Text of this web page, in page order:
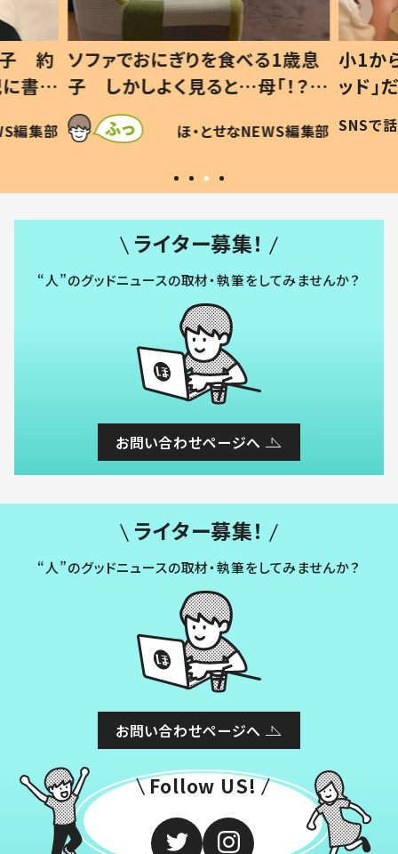
歳息
？」
編集部
小1から不登校、息子は「ギフテ
ッド」だった 父が“ウチ給食”を
作り続ける理由とは #令和の親
#令和の子
SNSで話題 ほ・とせなNEWS編集部
ひ孫
が、抱
「涙
い」
ライター募集！
“人”のグッドニュースの取材・執筆をしてみませんか？
お問い合わせページへ
ライター募集！
“人”のグッドニュースの取材・執筆をしてみませんか？
お問い合わせページへ
Follow US!